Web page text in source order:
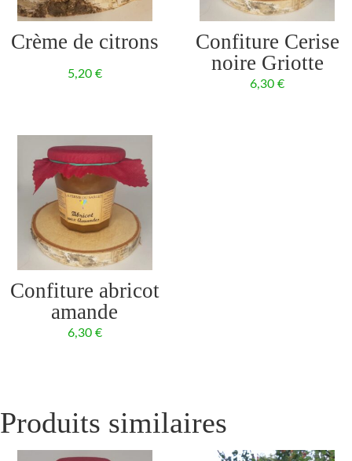
Crème de citrons
5,20 €
Confiture Cerise
noire Griotte
6,30€
Confiture abricot
amande
6,30 €
Produits similaires